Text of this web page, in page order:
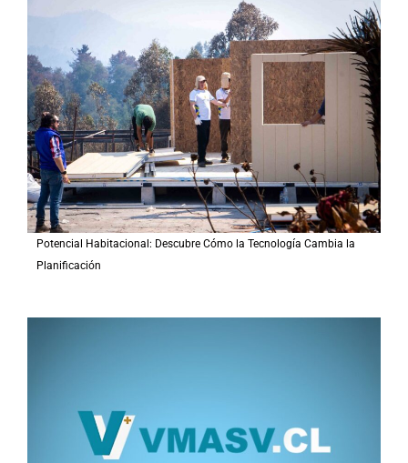
Potencial Habitacional: Descubre Cómo la Tecnología Cambia la
Planificación